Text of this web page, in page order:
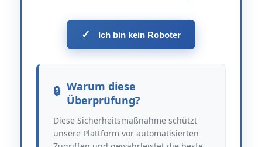
✓ Ich bin kein Roboter
Warum diese
Überprüfung?
Diese Sicherheitsmaßnahme schützt
unsere Plattform vor automatisierten